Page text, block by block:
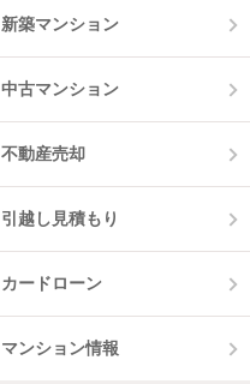
新築マンション
中古マンション
不動産売却
引越し見積もり
カードローン
マンション情報